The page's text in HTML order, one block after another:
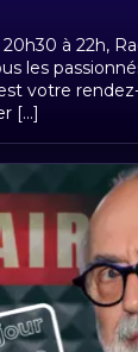
sportà 22h,
les
votre
[...]